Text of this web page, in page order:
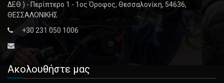
The Most Popular Recipes of 2024
Trump’s Perfume Line Hits the Market W ...
ΔΕΘ ) - Περίπτερο 1 - 1ος Όροφος, Θεσσαλονίκη, 54636,
ΘΕΣΣΑΛΟΝΙΚΗΣ
+30 231 050 1006
Ακολουθήστε μας